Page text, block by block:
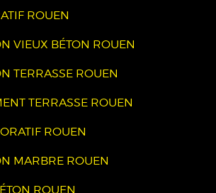
ROUEN
VIEUX BÉTON ROUEN
TERRASSE ROUEN
TERRASSE ROUEN
ROUEN
MARBRE ROUEN
ROUEN